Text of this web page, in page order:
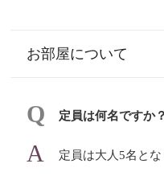
お部屋について
定員は何名ですか？
定員は大人5名とな